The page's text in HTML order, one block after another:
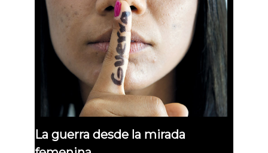
La guerra desde la mirada